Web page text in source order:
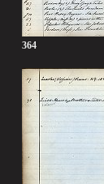
364